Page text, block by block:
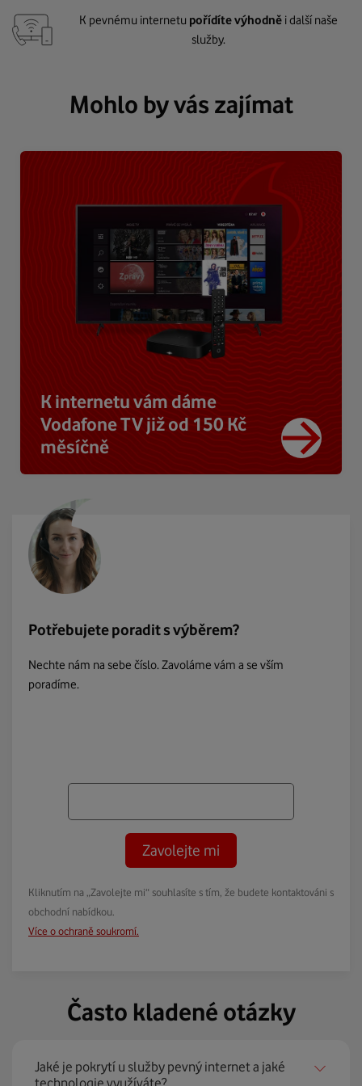
K pevnému internetu pořídíte výhodně i další naše
služby.
Mohlo by vás zajímat
K internetu vám dáme
Vodafone TV již od 150 Kč
měsíčně
Potřebujete poradit s výběrem?
Nechte nám na sebe číslo. Zavoláme vám a se vším
poradíme.
Zavolejte mi
Kliknutím na „Zavolejte mi“ souhlasíte s tím, že budete kontaktováni s
obchodní nabídkou.
Více o ochraně soukromí.
Často kladené otázky
Jaké je pokrytí u služby pevný internet a jaké
technologie využíváte?